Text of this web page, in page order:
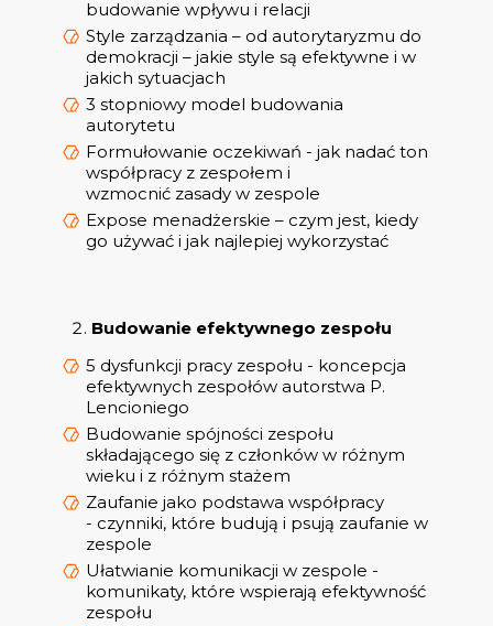
budowanie wpływu i relacji
Style zarządzania – od autorytaryzmu do
demokracji – jakie style są efektywne i w
jakich sytuacjach
3 stopniowy model budowania
autorytetu
Formułowanie oczekiwań - jak nadać ton
współpracy z zespołem i
wzmocnić zasady w zespole
Expose menadżerskie – czym jest, kiedy
go używać i jak najlepiej wykorzystać
Budowanie efektywnego zespołu
5 dysfunkcji pracy zespołu - koncepcja
efektywnych zespołów autorstwa P.
Lencioniego
Budowanie spójności zespołu
składającego się z członków w różnym
wieku i z różnym stażem
Zaufanie jako podstawa współpracy
- czynniki, które budują i psują zaufanie w
zespole
Ułatwianie komunikacji w zespole -
komunikaty, które wspierają efektywność
zespołu